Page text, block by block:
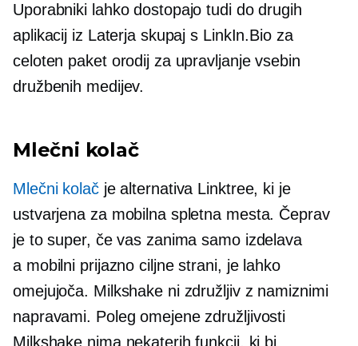
Uporabniki lahko dostopajo tudi do drugih
aplikacij iz Laterja skupaj s LinkIn.Bio za
celoten paket orodij za upravljanje vsebin
družbenih medijev.
Mlečni kolač
Mlečni kolačje alternativa Linktree, ki je
ustvarjena za mobilna spletna mesta. Čeprav
je to super, če vas zanima samo izdelava
a mobilni prijazno ciljne strani, je lahko
omejujoča. Milkshake ni združljiv z namiznimi
napravami. Poleg omejene združljivosti
Milkshake nima nekaterih funkcij, ki bi